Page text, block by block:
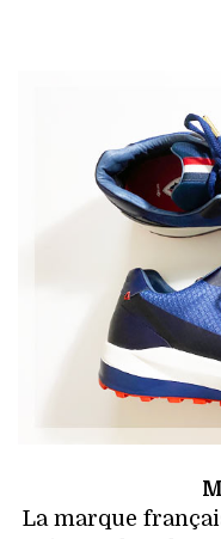
La marque